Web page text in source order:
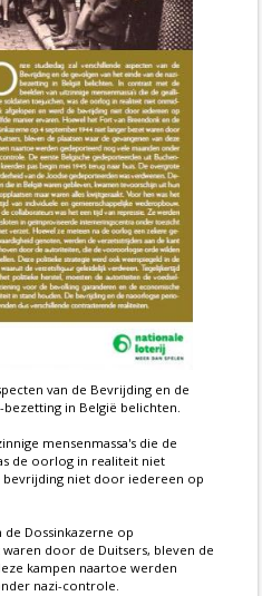
van de Bevrijding en de
in België belichten.
mensenmassa's die de
de oorlog in realiteit niet
niet door iedereen op
Dossinkazerne op
door de Duitsers, bleven de
kampen naartoe werden
nazi-controle.